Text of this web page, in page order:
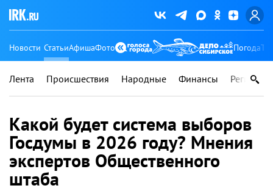
Новости СтатьиАфишаФото Погода
Лента Происшествия Народные Финансы Регионы
Какой будет система выборов
Госдумы в 2026 году? Мнения
экспертов Общественного
штаба